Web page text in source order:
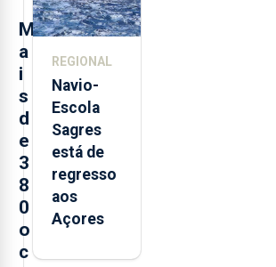
M
a
i
s
d
e
3
8
0
o
c
postos de
REGIONAL
Navio-
Escola
Sagres
está de
regresso
aos
Açores